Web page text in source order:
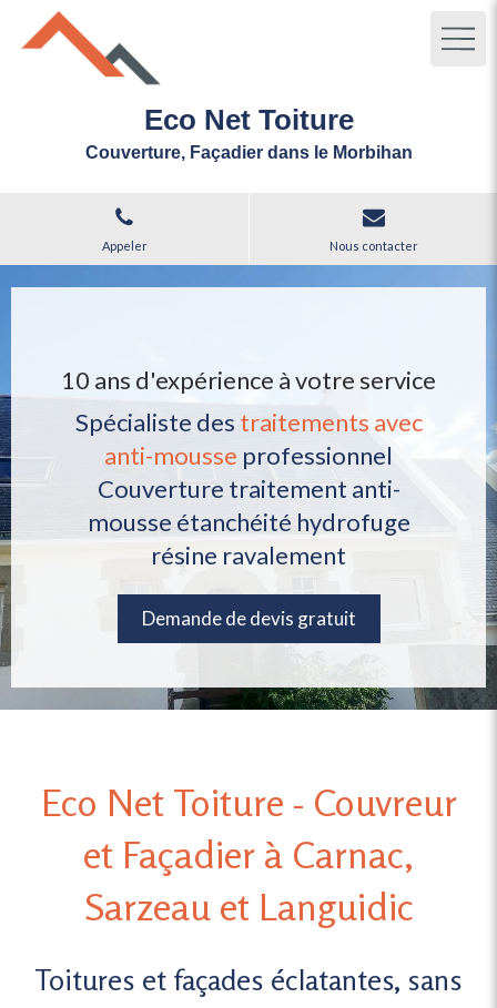
Eco Net Toiture
Couverture, Façadier dans le Morbihan
Appeler Nous contacter
10 ans d'expérience à votre service
Spécialiste des traitements avec
anti-mousse professionnel
Couverture traitement anti-
mousse étanchéité hydrofuge
résine ravalement
Demande de devis gratuit
Eco Net Toiture - Couvreur
et Façadier à Carnac,
Sarzeau et Languidic
Toitures et façades éclatantes, sans